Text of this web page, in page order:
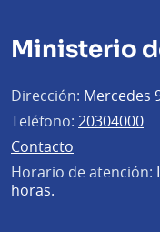
Ministerio
Dirección: Mercedes
Teléfono: 20304000
Contacto
Horario de atención:
horas.